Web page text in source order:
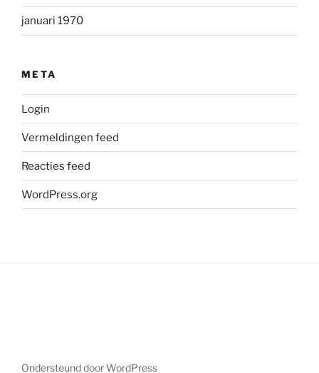
januari 1970
META
Login
Vermeldingen feed
Reacties feed
WordPress.org
Ondersteund door WordPress